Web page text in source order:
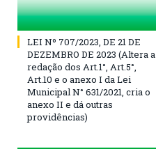
LEI Nº 707/2023, DE 21 DE
DEZEMBRO DE 2023 (Altera a
redação dos Art.1°, Art.5°,
Art.10 e o anexo I da Lei
Municipal N° 631/2021, cria o
anexo II e dá outras
providências)